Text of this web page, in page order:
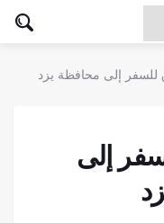
للسفر إلى محافظة يزد
إلى